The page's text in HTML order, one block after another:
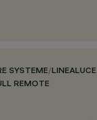
SYSTEME/
REMOTE